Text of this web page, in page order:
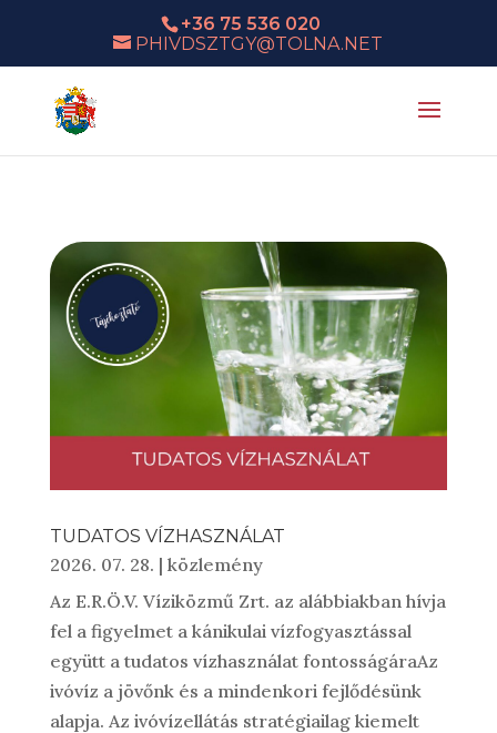
+36 75 536 020
PHIVDSZTGY@TOLNA.NET
TUDATOS VÍZHASZNÁLAT
2026. 07. 28. | közlemény
Az E.R.Ö.V. Víziközmű Zrt. az alábbiakban hívja
fel a figyelmet a kánikulai vízfogyasztással
együtt a tudatos vízhasználat fontosságáraAz
ivóvíz a jövőnk és a mindenkori fejlődésünk
alapja. Az ivóvízellátás stratégiailag kiemelt